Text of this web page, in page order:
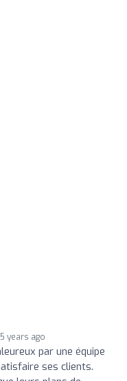
5 years ago
par une équipe
ses clients.